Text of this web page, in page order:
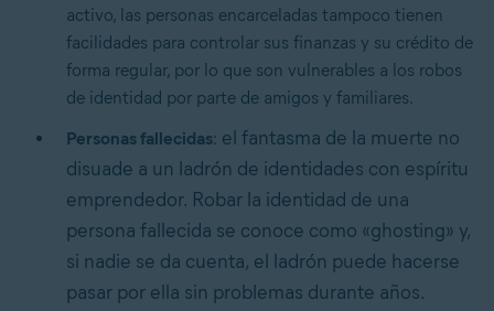
activo, las personas encarceladas tampoco tienen
facilidades para controlar sus finanzas y su crédito de
forma regular, por lo que son vulnerables a los robos
de identidad por parte de amigos y familiares.
Personas fallecidas: el fantasma de la muerte no
disuade a un ladrón de identidades con espíritu
emprendedor. Robar la identidad de una
persona fallecida se conoce como «ghosting» y,
si nadie se da cuenta, el ladrón puede hacerse
pasar por ella sin problemas durante años.